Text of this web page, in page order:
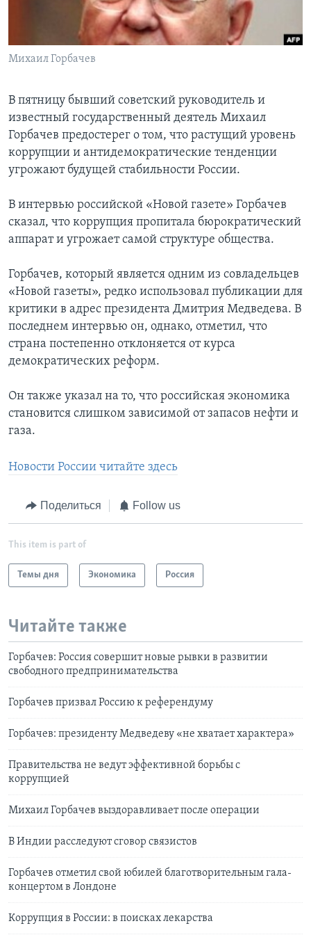
Learning English
СОЦИАЛЬНЫЕ СЕТИ
Языки
Михаил Горбачев
В пятницу бывший советский руководитель и
известный государственный деятель Михаил
Горбачев предостерег о том, что растущий уровень
коррупции и антидемократические тенденции
угрожают будущей стабильности России.
В интервью российской «Новой газете» Горбачев
сказал, что коррупция пропитала бюрократический
аппарат и угрожает самой структуре общества.
Горбачев, который является одним из совладельцев
«Новой газеты», редко использовал публикации для
критики в адрес президента Дмитрия Медведева. В
последнем интервью он, однако, отметил, что
страна постепенно отклоняется от курса
демократических реформ.
Он также указал на то, что российская экономика
становится слишком зависимой от запасов нефти и
газа.
Новости России читайте здесь
Поделиться Follow us
This item is part of
Темы дня Экономика Россия
Читайте также
Горбачев: Россия совершит новые рывки в развитии
свободного предпринимательства
Горбачев призвал Россию к референдуму
Горбачев: президенту Медведеву «не хватает характера»
Правительства не ведут эффективной борьбы с
коррупцией
Михаил Горбачев выздоравливает после операции
В Индии расследуют сговор связистов
Горбачев отметил свой юбилей благотворительным гала-
концертом в Лондоне
Коррупция в России: в поисках лекарства